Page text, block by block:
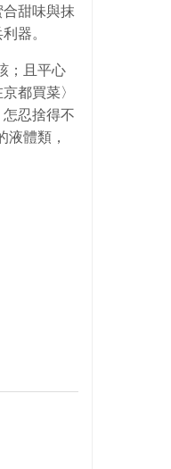
甜味與抹
器。
；且平心
都買菜〉
忍捨得不
體類，